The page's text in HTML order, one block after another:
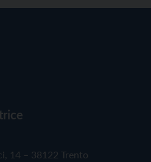
14 – 38122 Trento